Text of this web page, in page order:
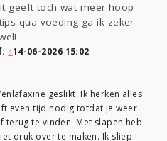
geeft toch wat meer hoop
qua voeding ga ik zeker
↑14-06-2026 15:02
geslikt. Ik herken alles
even tijd nodig totdat je weer
terug te vinden. Met slapen heb
druk over te maken. Ik sliep